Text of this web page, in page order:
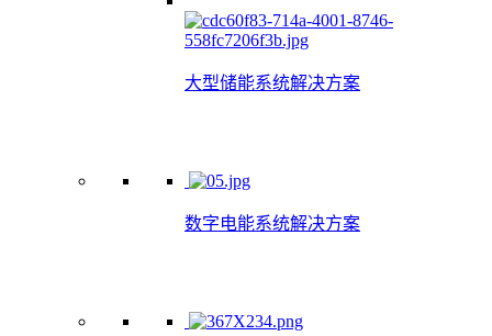
大型储能系统解决方案
数字电能系统解决方案